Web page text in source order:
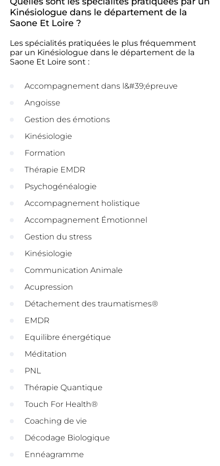
Kinésiologue dans le département de la
Saone Et Loire ?
Les spécialités pratiquées le plus fréquemment
par un Kinésiologue dans le département de la
Saone Et Loire sont :
Accompagnement dans l&#39;épreuve
Angoisse
Gestion des émotions
Kinésiologie
Formation
Thérapie EMDR
Psychogénéalogie
Accompagnement holistique
Accompagnement Émotionnel
Gestion du stress
Kinésiologie
Communication Animale
Acupression
Détachement des traumatismes®
EMDR
Equilibre énergétique
Méditation
PNL
Thérapie Quantique
Touch For Health®
Coaching de vie
Décodage Biologique
Ennéagramme